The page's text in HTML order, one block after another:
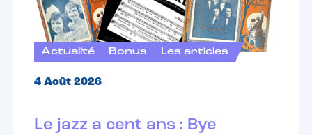
Actualité Bonus Les articles
4 Août 2026
Le jazz a cent ans : Bye